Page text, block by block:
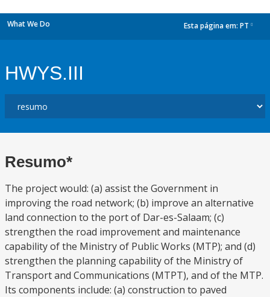
What We Do Esta página em: PT
HWYS.III
Resumo*
The project would: (a) assist the Government in
improving the road network; (b) improve an alternative
land connection to the port of Dar-es-Salaam; (c)
strengthen the road improvement and maintenance
capability of the Ministry of Public Works (MTP); and (d)
strengthen the planning capability of the Ministry of
Transport and Communications (MTPT), and of the MTP.
Its components include: (a) construction to paved